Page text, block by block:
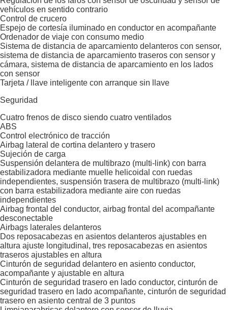
vehículos en sentido contrario
Control de crucero
Espejo de cortesía iluminado en conductor en acompañante
Ordenador de viaje con consumo medio
Sistema de distancia de aparcamiento delanteros con sensor,
sistema de distancia de aparcamiento traseros con sensor y
cámara, sistema de distancia de aparcamiento en los lados
con sensor
Tarjeta / llave inteligente con arranque sin llave
Seguridad
Cuatro frenos de disco siendo cuatro ventilados
ABS
Control electrónico de tracción
Airbag lateral de cortina delantero y trasero
Sujeción de carga
Suspensión delantera de multibrazo (multi-link) con barra
estabilizadora mediante muelle helicoidal con ruedas
independientes, suspensión trasera de multibrazo (multi-link)
con barra estabilizadora mediante aire con ruedas
independientes
Airbag frontal del conductor, airbag frontal del acompañante
desconectable
Airbags laterales delanteros
Dos reposacabezas en asientos delanteros ajustables en
altura ajuste longitudinal, tres reposacabezas en asientos
traseros ajustables en altura
Cinturón de seguridad delantero en asiento conductor,
acompañante y ajustable en altura
Cinturón de seguridad trasero en lado conductor, cinturón de
seguridad trasero en lado acompañante, cinturón de seguridad
trasero en asiento central de 3 puntos